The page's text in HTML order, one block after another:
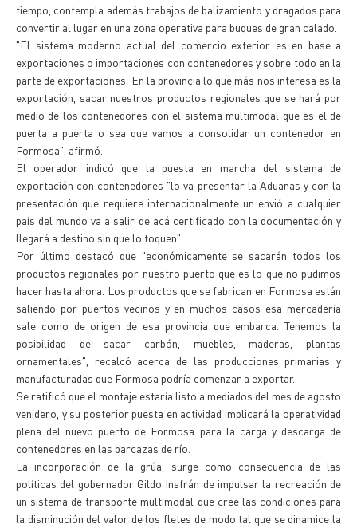
tiempo, contempla además trabajos de balizamiento y dragados para
convertir al lugar en una zona operativa para buques de gran calado.
"El sistema moderno actual del comercio exterior es en base a
exportaciones o importaciones con contenedores y sobre todo en la
parte de exportaciones. En la provincia lo que más nos interesa es la
exportación, sacar nuestros productos regionales que se hará por
medio de los contenedores con el sistema multimodal que es el de
puerta a puerta o sea que vamos a consolidar un contenedor en
Formosa", afirmó.
El operador indicó que la puesta en marcha del sistema de
exportación con contenedores "lo va presentar la Aduanas y con la
presentación que requiere internacionalmente un envió a cualquier
país del mundo va a salir de acá certificado con la documentación y
llegará a destino sin que lo toquen".
Por último destacó que "económicamente se sacarán todos los
productos regionales por nuestro puerto que es lo que no pudimos
hacer hasta ahora. Los productos que se fabrican en Formosa están
saliendo por puertos vecinos y en muchos casos esa mercadería
sale como de origen de esa provincia que embarca. Tenemos la
posibilidad de sacar carbón, muebles, maderas, plantas
ornamentales", recalcó acerca de las producciones primarias y
manufacturadas que Formosa podría comenzar a exportar.
Se ratificó que el montaje estaría listo a mediados del mes de agosto
venidero, y su posterior puesta en actividad implicará la operatividad
plena del nuevo puerto de Formosa para la carga y descarga de
contenedores en las barcazas de río.
La incorporación de la grúa, surge como consecuencia de las
políticas del gobernador Gildo Insfrán de impulsar la recreación de
un sistema de transporte multimodal que cree las condiciones para
la disminución del valor de los fletes de modo tal que se dinamice la